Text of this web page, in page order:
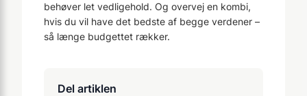
behøver let vedligehold. Og overvej en kombi,
hvis du vil have det bedste af begge verdener –
så længe budgettet rækker.
Del artiklen